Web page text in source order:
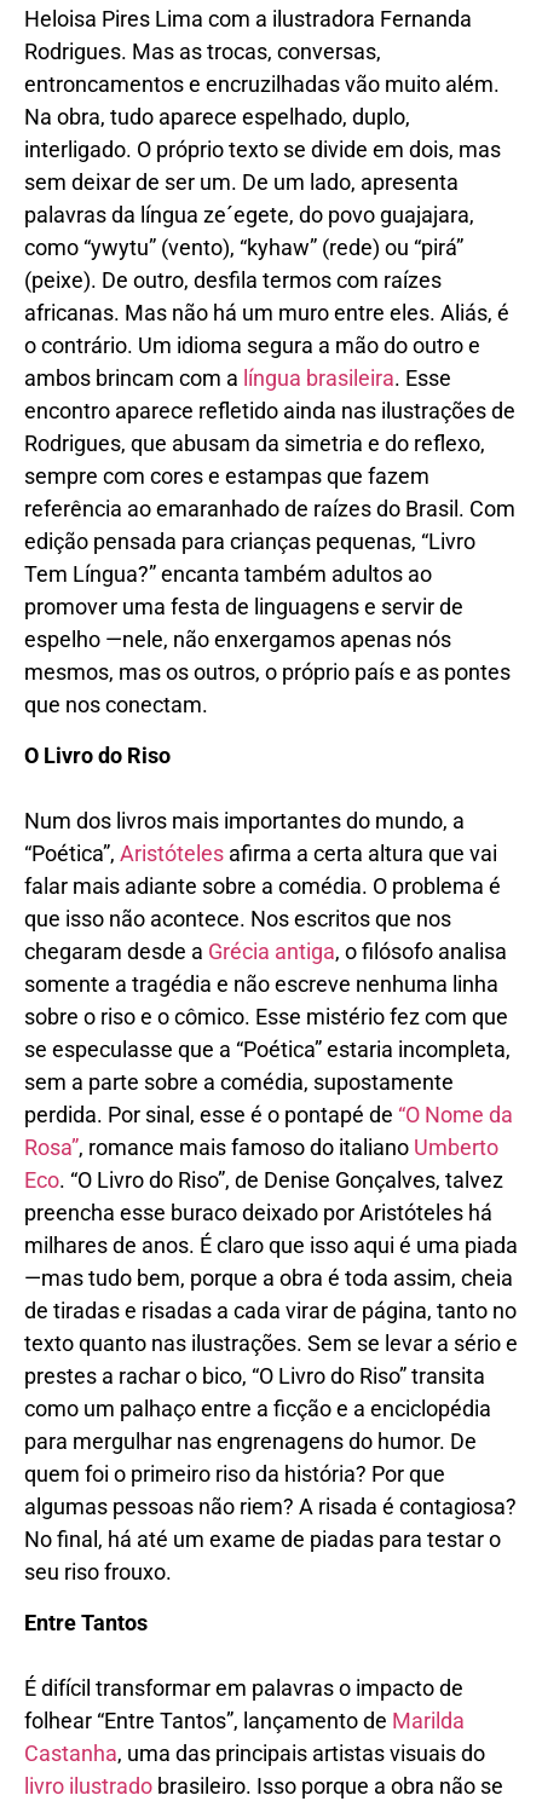
Heloisa Pires Lima com a ilustradora Fernanda
Rodrigues. Mas as trocas, conversas,
entroncamentos e encruzilhadas vão muito além.
Na obra, tudo aparece espelhado, duplo,
interligado. O próprio texto se divide em dois, mas
sem deixar de ser um. De um lado, apresenta
palavras da língua ze´egete, do povo guajajara,
como “ywytu” (vento), “kyhaw” (rede) ou “pirá”
(peixe). De outro, desfila termos com raízes
africanas. Mas não há um muro entre eles. Aliás, é
o contrário. Um idioma segura a mão do outro e
ambos brincam com a língua brasileira. Esse
encontro aparece refletido ainda nas ilustrações de
Rodrigues, que abusam da simetria e do reflexo,
sempre com cores e estampas que fazem
referência ao emaranhado de raízes do Brasil. Com
edição pensada para crianças pequenas, “Livro
Tem Língua?” encanta também adultos ao
promover uma festa de linguagens e servir de
espelho —nele, não enxergamos apenas nós
mesmos, mas os outros, o próprio país e as pontes
que nos conectam.
O Livro do Riso
Num dos livros mais importantes do mundo, a
“Poética”, Aristóteles afirma a certa altura que vai
falar mais adiante sobre a comédia. O problema é
que isso não acontece. Nos escritos que nos
chegaram desde a Grécia antiga, o filósofo analisa
somente a tragédia e não escreve nenhuma linha
sobre o riso e o cômico. Esse mistério fez com que
se especulasse que a “Poética” estaria incompleta,
sem a parte sobre a comédia, supostamente
perdida. Por sinal, esse é o pontapé de “O Nome da
Rosa”, romance mais famoso do italiano Umberto
Eco. “O Livro do Riso”, de Denise Gonçalves, talvez
preencha esse buraco deixado por Aristóteles há
milhares de anos. É claro que isso aqui é uma piada
—mas tudo bem, porque a obra é toda assim, cheia
de tiradas e risadas a cada virar de página, tanto no
texto quanto nas ilustrações. Sem se levar a sério e
prestes a rachar o bico, “O Livro do Riso” transita
como um palhaço entre a ficção e a enciclopédia
para mergulhar nas engrenagens do humor. De
quem foi o primeiro riso da história? Por que
algumas pessoas não riem? A risada é contagiosa?
No final, há até um exame de piadas para testar o
seu riso frouxo.
Entre Tantos
É difícil transformar em palavras o impacto de
folhear “Entre Tantos”, lançamento de Marilda
Castanha, uma das principais artistas visuais do
livro ilustrado brasileiro. Isso porque a obra não se